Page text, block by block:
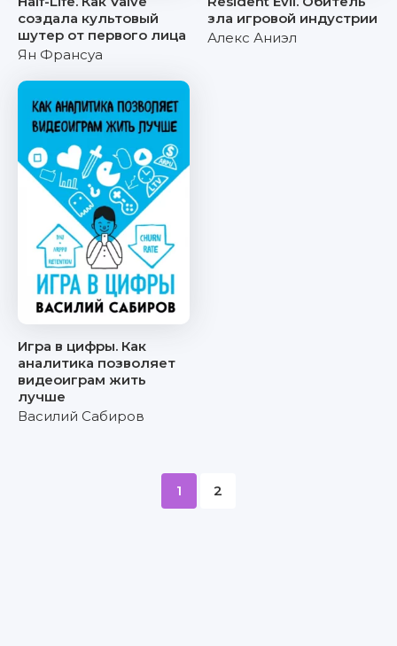
создала культовый
шутер от первого лица
Ян Франсуа
зла игровой индустрии
Алекс Аниэл
Игра в цифры. Как
аналитика позволяет
видеоиграм жить
лучше
Василий Сабиров
1 2